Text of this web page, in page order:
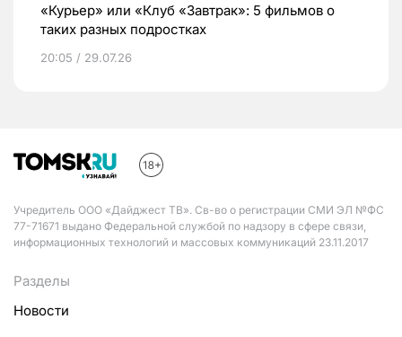
«Курьер» или «Клуб «Завтрак»: 5 фильмов о
таких разных подростках
20:05 / 29.07.26
Учредитель ООО «Дайджест ТВ». Св-во о регистрации СМИ ЭЛ №ФС
77-71671 выдано Федеральной службой по надзору в сфере связи,
информационных технологий и массовых коммуникаций 23.11.2017
Разделы
Новости